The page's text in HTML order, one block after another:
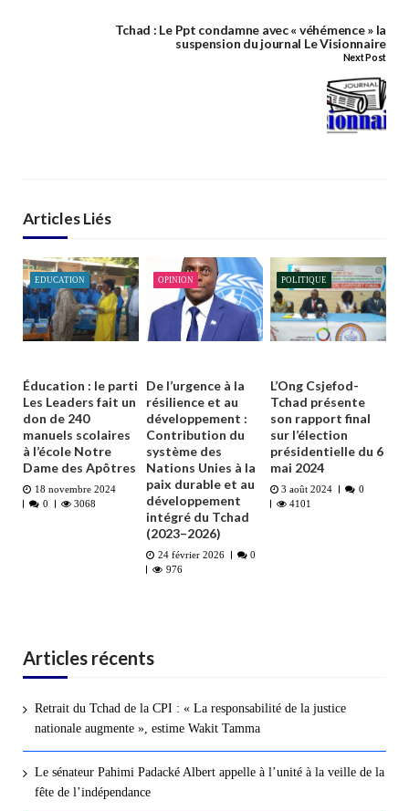
Tchad : Le Ppt condamne avec « véhémence » la
suspension du journal Le Visionnaire
Next Post
Articles Liés
EDUCATION
Éducation : le parti
Les Leaders fait un
don de 240
manuels scolaires
à l’école Notre
Dame des Apôtres
18 novembre 2024
0
3068
OPINION
De l’urgence à la
résilience et au
développement :
Contribution du
système des
Nations Unies à la
paix durable et au
développement
intégré du Tchad
(2023–2026)
24 février 2026
0
976
POLITIQUE
L’Ong Csjefod-
Tchad présente
son rapport final
sur l’élection
présidentielle du 6
mai 2024
3 août 2024
0
4101
Articles récents
Retrait du Tchad de la CPI : « La responsabilité de la justice
nationale augmente », estime Wakit Tamma
Le sénateur Pahimi Padacké Albert appelle à l’unité à la veille de la
fête de l’indépendance